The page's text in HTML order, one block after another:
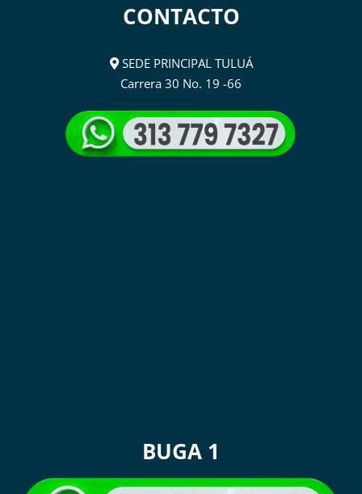
CONTACTO
SEDE PRINCIPAL TULUÁ
Carrera 30 No. 19 -66
BUGA 1